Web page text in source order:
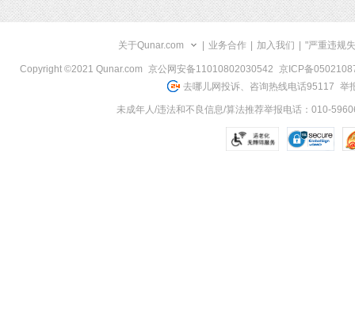
关于Qunar.com 业务合作 加入我们 "严重违规
Copyright ©2021 Qunar.com 京公网安备11010802030542
京ICP备
去哪儿网投诉、咨询热线电话95117 举
未成年人/违法和不良信息/算法推荐举报电话：010-